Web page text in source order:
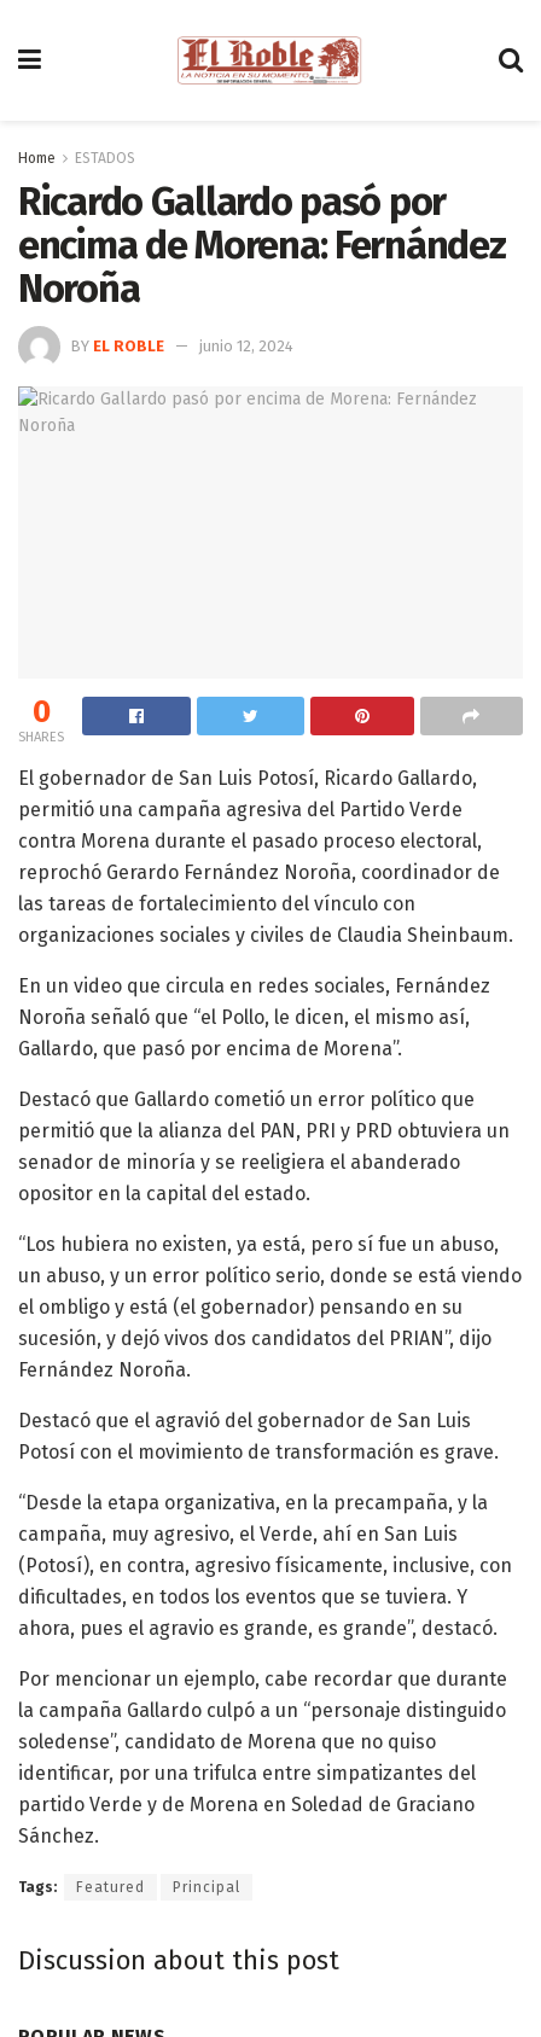
Home ESTADOS
Ricardo Gallardo pasó por
encima de Morena: Fernández
Noroña
BY EL ROBLE junio 12, 2024
0
SHARES
El gobernador de San Luis Potosí, Ricardo Gallardo,
permitió una campaña agresiva del Partido Verde
contra Morena durante el pasado proceso electoral,
reprochó Gerardo Fernández Noroña, coordinador de
las tareas de fortalecimiento del vínculo con
organizaciones sociales y civiles de Claudia Sheinbaum.
En un video que circula en redes sociales, Fernández
Noroña señaló que “el Pollo, le dicen, el mismo así,
Gallardo, que pasó por encima de Morena”.
Destacó que Gallardo cometió un error político que
permitió que la alianza del PAN, PRI y PRD obtuviera un
senador de minoría y se reeligiera el abanderado
opositor en la capital del estado.
“Los hubiera no existen, ya está, pero sí fue un abuso,
un abuso, y un error político serio, donde se está viendo
el ombligo y está (el gobernador) pensando en su
sucesión, y dejó vivos dos candidatos del PRIAN”, dijo
Fernández Noroña.
Destacó que el agravió del gobernador de San Luis
Potosí con el movimiento de transformación es grave.
“Desde la etapa organizativa, en la precampaña, y la
campaña, muy agresivo, el Verde, ahí en San Luis
(Potosí), en contra, agresivo físicamente, inclusive, con
dificultades, en todos los eventos que se tuviera. Y
ahora, pues el agravio es grande, es grande”, destacó.
Por mencionar un ejemplo, cabe recordar que durante
la campaña Gallardo culpó a un “personaje distinguido
soledense”, candidato de Morena que no quiso
identificar, por una trifulca entre simpatizantes del
partido Verde y de Morena en Soledad de Graciano
Sánchez.
Tags: Featured Principal
Discussion about this post